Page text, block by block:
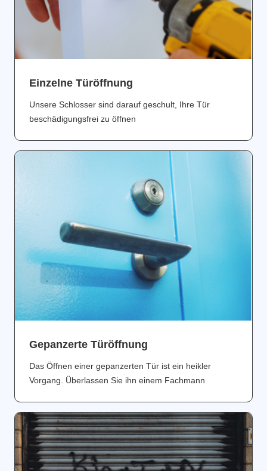
Einzelne Türöffnung
Unsere Schlosser sind darauf geschult, Ihre Tür
beschädigungsfrei zu öffnen
Gepanzerte Türöffnung
Das Öffnen einer gepanzerten Tür ist ein heikler
Vorgang. Überlassen Sie ihn einem Fachmann